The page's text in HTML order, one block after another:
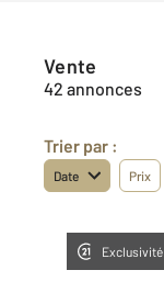
Vente
42 annonces
Trier par :
Date Prix
Exclusivité